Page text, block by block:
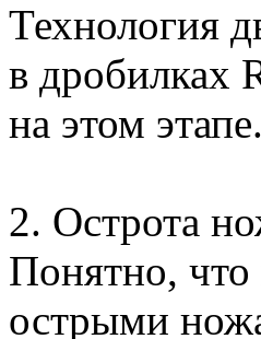
Технология
в дробилках
на этом этапе.
2. Острота
Понятно, что
острыми